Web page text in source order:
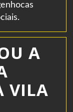
A
VILA